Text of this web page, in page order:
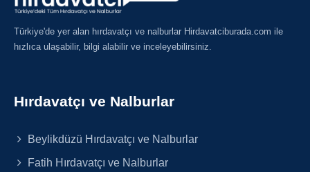
Türkiye'de yer alan hırdavatçı ve nalburlar Hirdavatciburada.com ile
hızlıca ulaşabilir, bilgi alabilir ve inceleyebilirsiniz.
Hırdavatçı ve Nalburlar
Beylikdüzü Hırdavatçı ve Nalburlar
Fatih Hırdavatçı ve Nalburlar